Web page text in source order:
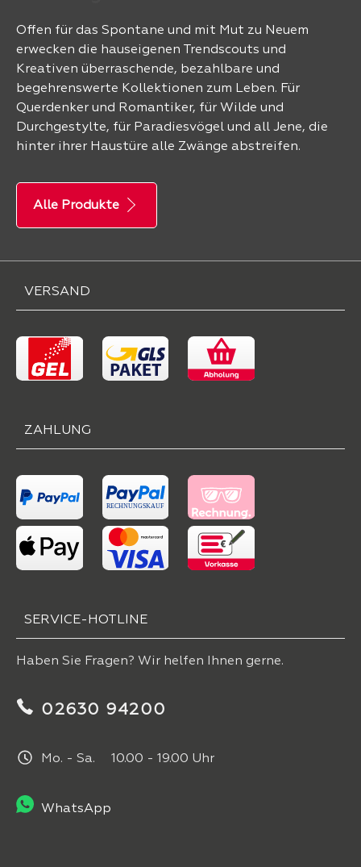
Offen für das Spontane und mit Mut zu Neuem
erwecken die hauseigenen Trendscouts und
Kreativen überraschende, bezahlbare und
begehrenswerte Kollektionen zum Leben. Für
Querdenker und Romantiker, für Wilde und
Durchgestylte, für Paradiesvögel und all Jene, die
hinter ihrer Haustüre alle Zwänge abstreifen.
Alle Produkte
VERSAND
ZAHLUNG
SERVICE-HOTLINE
Haben Sie Fragen? Wir helfen Ihnen gerne.
02630 94200
Mo. - Sa. 10.00 - 19.00 Uhr
WhatsApp